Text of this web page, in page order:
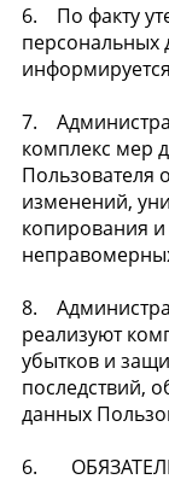
6. По факту
персональных
7.
комплекс мер
Пользователя
изменений,
копирования
8.
реализуют
убытков и
последствий,
данных
6.